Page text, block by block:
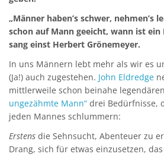
„Männer haben’s schwer, nehmen’s
schon auf Mann geeicht, wann ist ein
sang einst Herbert Grönemeyer.
In uns Männern lebt mehr als wir es
(Ja!) auch zugestehen. John Eldredge
mittlerweile schon beinahe
ungezähmte Mann“ drei Bedürfnisse,
jeden Mannes schlummern:
Erstens die Sehnsucht, Abenteuer zu
Drang, sich für etwas einzusetzen,